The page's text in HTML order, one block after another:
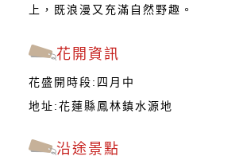
上，既浪漫又充滿自然野趣。
花開資訊
花盛開時段:四月中
地址:花蓮縣鳳林鎮水源地
沿途景點